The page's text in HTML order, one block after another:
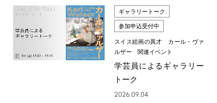
ギャラリートーク
参加申込受付中
スイス絵画の異才 カール・ヴァ
ルザー 関連イベント
学芸員によるギャラリー
トーク
2026.09.04